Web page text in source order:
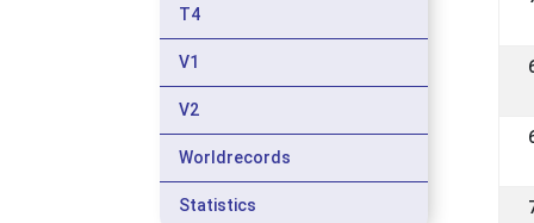
T4
V1
V2
Worldrecords
Statistics